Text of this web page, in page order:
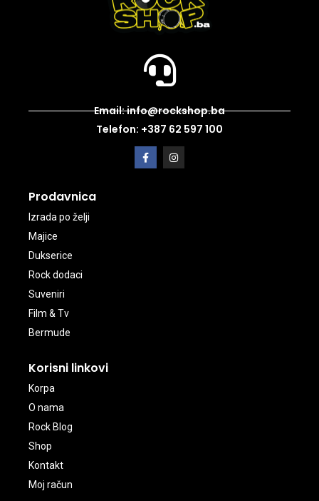
Email: info@rockshop.ba
Telefon: +387 62 597 100
Prodavnica
Izrada po želji
Majice
Dukserice
Rock dodaci
Suveniri
Film & Tv
Bermude
Korisni linkovi
Korpa
O nama
Rock Blog
Shop
Kontakt
Moj račun